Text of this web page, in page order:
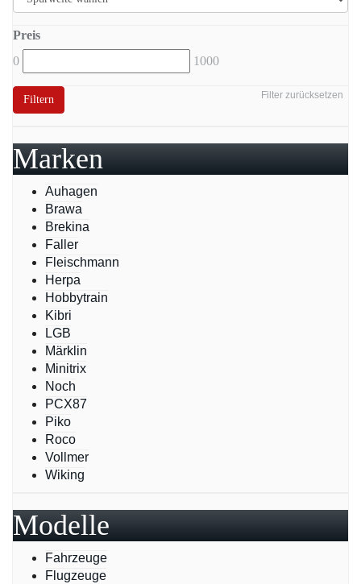
Preis
0
1000
Filter zurücksetzen
Filtern
Marken
Auhagen
Brawa
Brekina
Faller
Fleischmann
Herpa
Hobbytrain
Kibri
LGB
Märklin
Minitrix
Noch
PCX87
Piko
Roco
Vollmer
Wiking
Modelle
Fahrzeuge
Flugzeuge